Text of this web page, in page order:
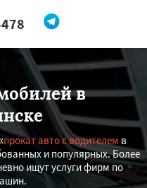
мне
в
прокат авто с водителем в
и популярных. Более
ищут услуги фирм по